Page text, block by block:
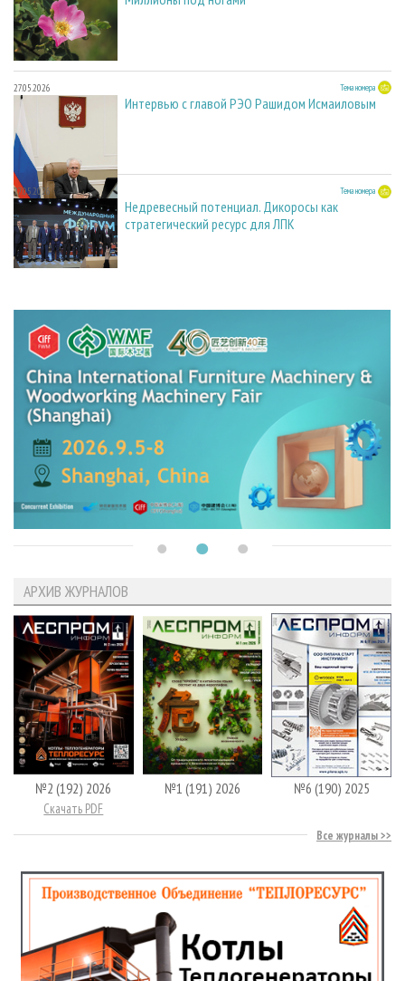
27.05.2026 Тема номера
Интервью с главой РЭО Рашидом Исмаиловым
27.05.2026 Тема номера
Недревесный потенциал. Дикоросы как
стратегический ресурс для ЛПК
АРХИВ ЖУРНАЛОВ
№2 (192) 2026
Скачать PDF
№1 (191) 2026 №6 (190) 2025
Все журналы